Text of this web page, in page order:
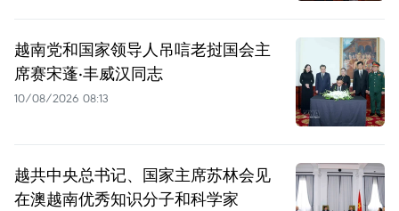
越南党和国家领导人吊唁老挝国会主
席赛宋蓬·丰威汉同志
10/08/2026 08:13
越共中央总书记、国家主席苏林会见
在澳越南优秀知识分子和科学家